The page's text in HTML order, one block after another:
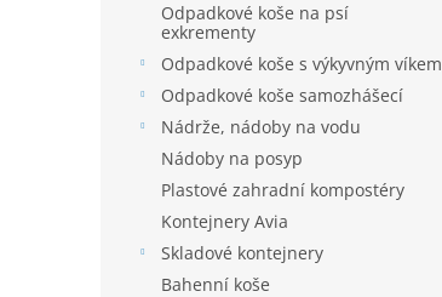
Odpadkové koše na psí
exkrementy
Odpadkové koše s výkyvným víkem
Odpadkové koše samozhášecí
Nádrže, nádoby na vodu
Nádoby na posyp
Plastové zahradní kompostéry
Kontejnery Avia
Skladové kontejnery
Bahenní koše